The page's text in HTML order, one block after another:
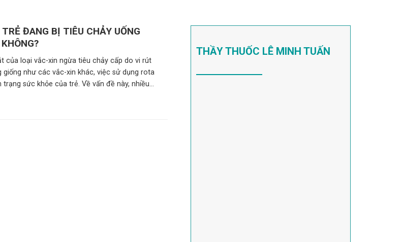
TRẺ ĐANG BỊ TIÊU CHẢY UỐNG
của loại vắc-xin ngừa tiêu chảy cấp do vi rút
giống như các vắc-xin khác, việc sử dụng rota
sức khỏe của trẻ. Về vấn đề này, nhiều
THẦY THUỐC LÊ MINH TUẤN